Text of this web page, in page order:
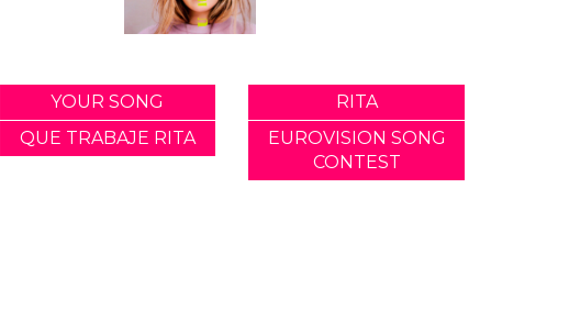
YOUR SONG
RITA
QUE TRABAJE RITA
EUROVISION SONG
CONTEST